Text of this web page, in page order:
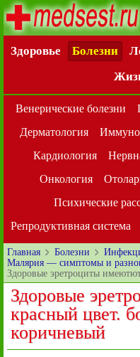
Здоровье Болезни
Венерические болезни
Дерматология
Кардиология
Онкология
Психические
Репродуктивная система
Главная Болезни
Малярия — симптомы и
Здоровые эретроциты
Здоровые
красный цвет.
коричневый